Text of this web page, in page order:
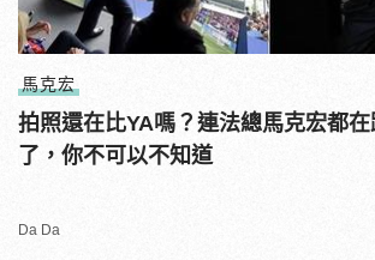
馬克宏
拍照還在比YA嗎？連法總馬克宏都在
了，你不可以不知道
Da Da